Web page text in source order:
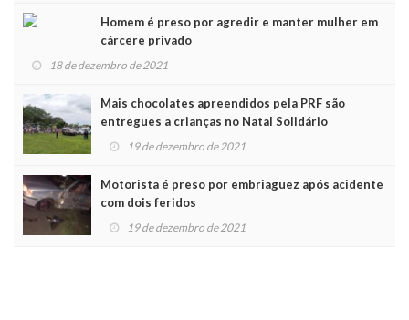
Homem é preso por agredir e manter mulher em
cárcere privado
18 de dezembro de 2021
Mais chocolates apreendidos pela PRF são
entregues a crianças no Natal Solidário
19 de dezembro de 2021
Motorista é preso por embriaguez após acidente
com dois feridos
19 de dezembro de 2021